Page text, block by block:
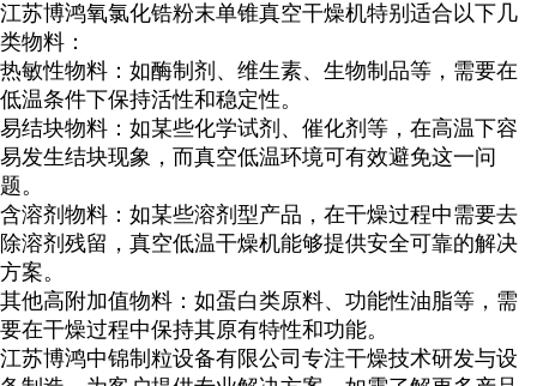
江苏博鸿氧氯化锆粉末单锥真空干燥机特别适合以下几
类物料：
热敏性物料：如酶制剂、维生素、生物制品等，需要在
低温条件下保持活性和稳定性。
易结块物料：如某些化学试剂、催化剂等，在高温下容
易发生结块现象，而真空低温环境可有效避免这一问
题。
含溶剂物料：如某些溶剂型产品，在干燥过程中需要去
除溶剂残留，真空低温干燥机能够提供安全可靠的解决
方案。
其他高附加值物料：如蛋白类原料、功能性油脂等，需
要在干燥过程中保持其原有特性和功能。
江苏博鸿中锦制粒设备有限公司专注干燥技术研发与设